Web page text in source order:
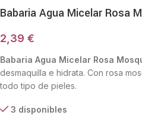
Babaria Agua Micelar Rosa
2,39 €
Babaria Agua Micelar Rosa
desmaquilla e hidrata. Con rosa
todo tipo de pieles.
3 disponibles